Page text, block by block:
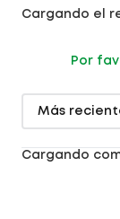
Cargando el
Por
Más
Cargando